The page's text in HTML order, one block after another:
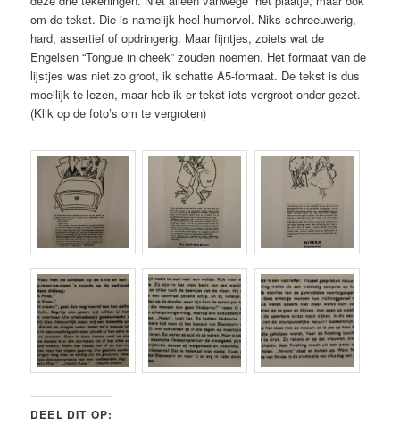
om de tekst. Die is namelijk heel humorvol. Niks schreeuwerig,
hard, assertief of opdringerig. Maar fijntjes, zoiets wat de
Engelsen “Tongue in cheek” zouden noemen. Het formaat van de
lijstjes was niet zo groot, ik schatte A5-formaat. De tekst is dus
moeilijk te lezen, maar heb ik er tekst iets vergroot onder gezet.
(Klik op de foto’s om te vergroten)
DEEL DIT OP: